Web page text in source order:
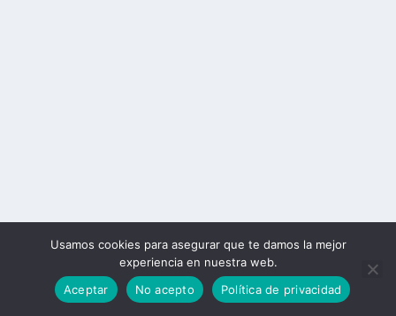
Usamos cookies para asegurar que te damos la mejor
experiencia en nuestra web.
Aceptar
No acepto Política de privacidad